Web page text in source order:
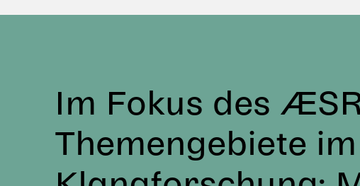
Im Fokus des
Themengebiete